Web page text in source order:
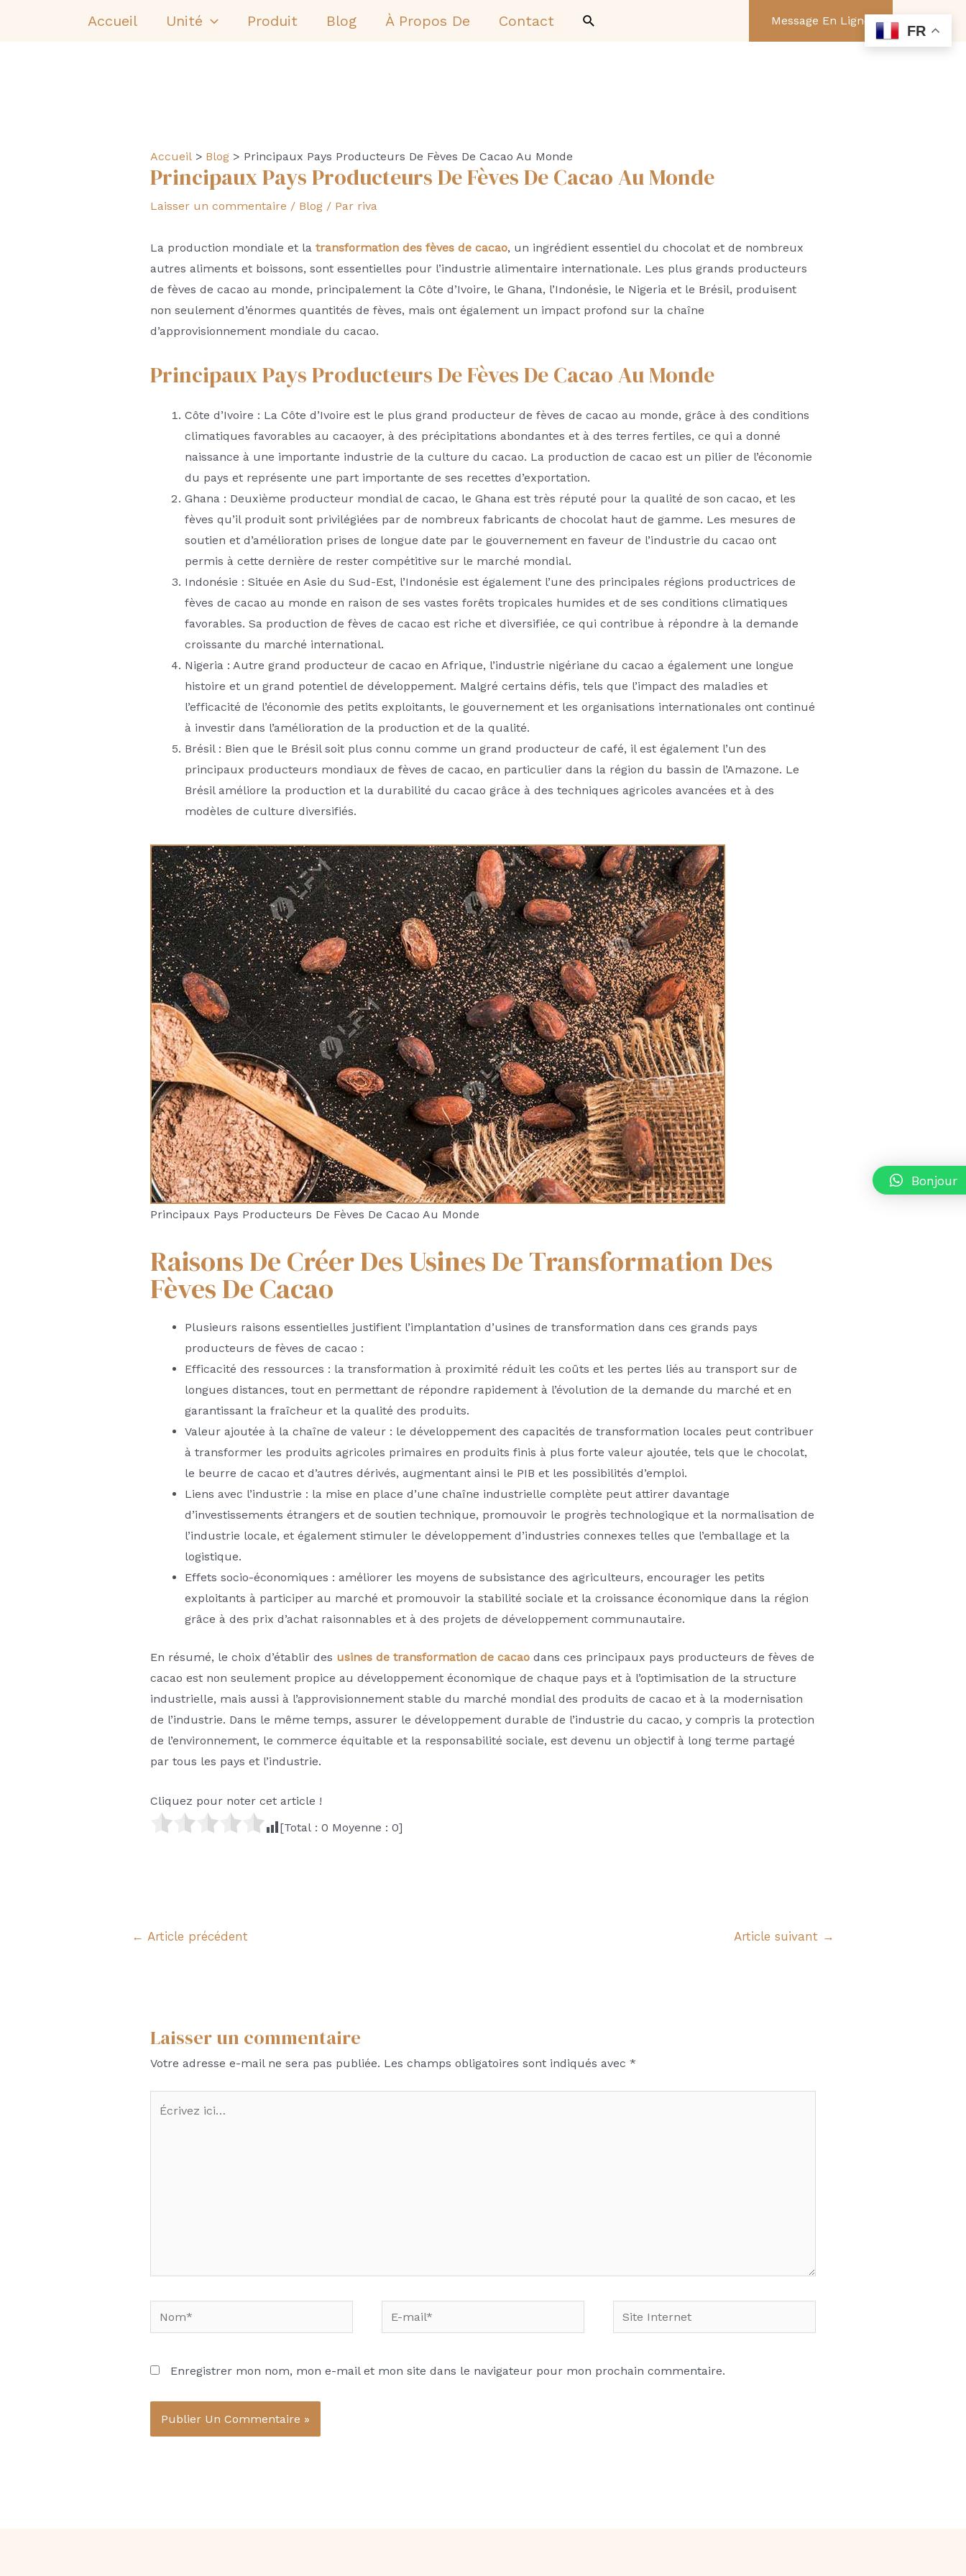
Accueil Unité Produit Blog À Propos De Contact Rechercher Message En Ligne
Accueil Blog Principaux Pays Producteurs De Fèves De Cacao Au Monde
Principaux Pays Producteurs De Fèves De Cacao Au Monde
Laisser un commentaire / Blog/ Par riva
La production mondiale et latransformation des fèves de cacao, un ingrédient essentiel du chocolat et de nombreux
autres aliments et boissons, sont essentielles pour l’industrie alimentaire internationale. Les plus grands producteurs
de fèves de cacao au monde, principalement la Côte d’Ivoire, le Ghana, l’Indonésie, le Nigeria et le Brésil, produisent
non seulement d’énormes quantités de fèves, mais ont également un impact profond sur la chaîne
d’approvisionnement mondiale du cacao.
Principaux Pays Producteurs De Fèves De Cacao Au Monde
Côte d’Ivoire : La Côte d’Ivoire est le plus grand producteur de fèves de cacao au monde, grâce à des conditions
climatiques favorables au cacaoyer, à des précipitations abondantes et à des terres fertiles, ce qui a donné
naissance à une importante industrie de la culture du cacao. La production de cacao est un pilier de l’économie
du pays et représente une part importante de ses recettes d’exportation.
Ghana : Deuxième producteur mondial de cacao, le Ghana est très réputé pour la qualité de son cacao, et les
fèves qu’il produit sont privilégiées par de nombreux fabricants de chocolat haut de gamme. Les mesures de
soutien et d’amélioration prises de longue date par le gouvernement en faveur de l’industrie du cacao ont
permis à cette dernière de rester compétitive sur le marché mondial.
Indonésie : Située en Asie du Sud-Est, l’Indonésie est également l’une des principales régions productrices de
fèves de cacao au monde en raison de ses vastes forêts tropicales humides et de ses conditions climatiques
favorables. Sa production de fèves de cacao est riche et diversifiée, ce qui contribue à répondre à la demande
croissante du marché international.
Nigeria : Autre grand producteur de cacao en Afrique, l’industrie nigériane du cacao a également une longue
histoire et un grand potentiel de développement. Malgré certains défis, tels que l’impact des maladies et
l’efficacité de l’économie des petits exploitants, le gouvernement et les organisations internationales ont continué
à investir dans l’amélioration de la production et de la qualité.
Brésil : Bien que le Brésil soit plus connu comme un grand producteur de café, il est également l’un des
principaux producteurs mondiaux de fèves de cacao, en particulier dans la région du bassin de l’Amazone. Le
Brésil améliore la production et la durabilité du cacao grâce à des techniques agricoles avancées et à des
modèles de culture diversifiés.
Principaux Pays Producteurs De Fèves De Cacao Au Monde
Raisons De Créer Des Usines De Transformation Des
Fèves De Cacao
Plusieurs raisons essentielles justifient l’implantation d’usines de transformation dans ces grands pays
producteurs de fèves de cacao :
Efficacité des ressources : la transformation à proximité réduit les coûts et les pertes liés au transport sur de
longues distances, tout en permettant de répondre rapidement à l’évolution de la demande du marché et en
garantissant la fraîcheur et la qualité des produits.
Valeur ajoutée à la chaîne de valeur : le développement des capacités de transformation locales peut contribuer
à transformer les produits agricoles primaires en produits finis à plus forte valeur ajoutée, tels que le chocolat,
le beurre de cacao et d’autres dérivés, augmentant ainsi le PIB et les possibilités d’emploi.
Liens avec l’industrie : la mise en place d’une chaîne industrielle complète peut attirer davantage
d’investissements étrangers et de soutien technique, promouvoir le progrès technologique et la normalisation de
l’industrie locale, et également stimuler le développement d’industries connexes telles que l’emballage et la
logistique.
Effets socio-économiques : améliorer les moyens de subsistance des agriculteurs, encourager les petits
exploitants à participer au marché et promouvoir la stabilité sociale et la croissance économique dans la région
grâce à des prix d’achat raisonnables et à des projets de développement communautaire.
En résumé, le choix d’établir des usines de transformation de cacaodans ces principaux pays producteurs de fèves de
cacao est non seulement propice au développement économique de chaque pays et à l’optimisation de la structure
industrielle, mais aussi à l’approvisionnement stable du marché mondial des produits de cacao et à la modernisation
de l’industrie. Dans le même temps, assurer le développement durable de l’industrie du cacao, y compris la protection
de l’environnement, le commerce équitable et la responsabilité sociale, est devenu un objectif à long terme partagé
par tous les pays et l’industrie.
Cliquez pour noter cet article !
[Total : 0 Moyenne : 0]
Navigation
← Article précédent Article suivant →
Laisser un commentaire
Votre adresse e-mail ne sera pas publiée. Les champs obligatoires sont indiqués avec *
Nom*
E-
mail*
Site
Internet
Enregistrer mon nom, mon e-mail et mon site dans le navigateur pour mon prochain commentaire.
FR
Bonjour